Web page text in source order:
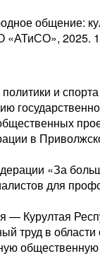
общение:
2025.
и
в
«За
для
— Курултая
труд в области
общественную